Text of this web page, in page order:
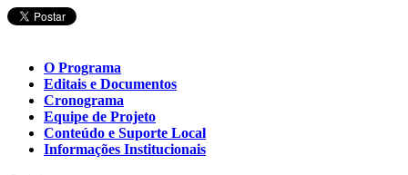
O Programa
Editais e Documentos
Cronograma
Equipe de Projeto
Conteúdo e Suporte Local
Informações Institucionais